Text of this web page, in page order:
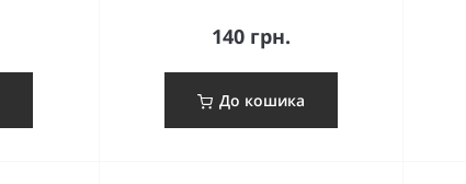
140 грн.
До кошика